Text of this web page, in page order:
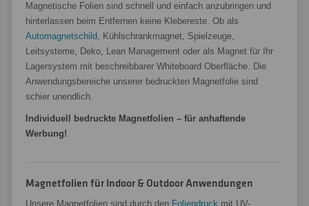
Magnetische Folien sind schnell und einfach anzubringen und
hinterlassen beim Entfernen keine Klebereste. Ob als
Automagnetschild, Kühlschrankmagnet, Spielzeuge,
Leitsysteme, Deko, Lean Management oder als Magnet für Ihr
Lagersystem mit beschreibbarer Whiteboard Oberfläche. Die
Anwendungsbereiche unserer bedruckten Magnetfolie sind
schier unendlich.
Individuell bedruckte Magnetfolien – für anhaftende
Werbung!
Magnetfolien für Indoor & Outdoor Anwendungen
Unsere Magnetfolien sind durch den Foliendruck mit UV-